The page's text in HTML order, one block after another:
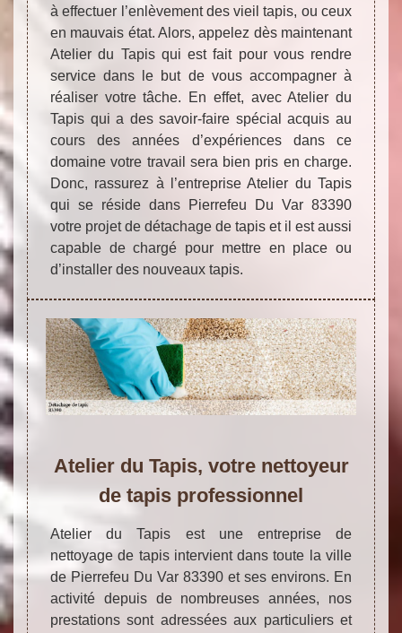
à effectuer l’enlèvement des vieil tapis, ou ceux
en mauvais état. Alors, appelez dès maintenant
Atelier du Tapis qui est fait pour vous rendre
service dans le but de vous accompagner à
réaliser votre tâche. En effet, avec Atelier du
Tapis qui a des savoir-faire spécial acquis au
cours des années d’expériences dans ce
domaine votre travail sera bien pris en charge.
Donc, rassurez à l’entreprise Atelier du Tapis
qui se réside dans Pierrefeu Du Var 83390
votre projet de détachage de tapis et il est aussi
capable de chargé pour mettre en place ou
d’installer des nouveaux tapis.
Atelier du Tapis, votre nettoyeur
de tapis professionnel
Atelier du Tapis est une entreprise de
nettoyage de tapis intervient dans toute la ville
de Pierrefeu Du Var 83390 et ses environs. En
activité depuis de nombreuses années, nos
prestations sont adressées aux particuliers et